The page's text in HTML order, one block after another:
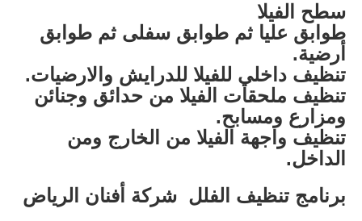
سطح الفيلا
طوابق عليا ثم طوابق سفلى ثم طوابق
أرضية.
تنظيف داخلي للفيلا للدرايش والارضيات.
تنظيف ملحقات الفيلا من حدائق وجنائن
ومزارع ومسابح.
تنظيف واجهة الفيلا من الخارج ومن
الداخل.
برنامج تنظيف الفلل شركة أفنان الرياض